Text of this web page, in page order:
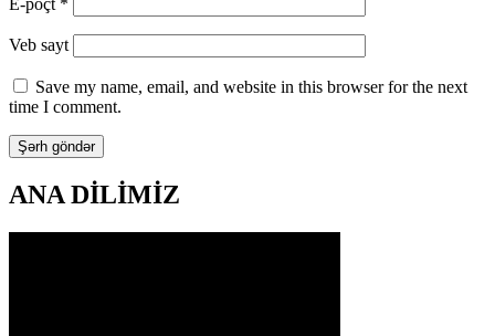
E-poçt *
Veb sayt
Save my name, email, and website in this browser for the next
time I comment.
ANA DİLİMİZ